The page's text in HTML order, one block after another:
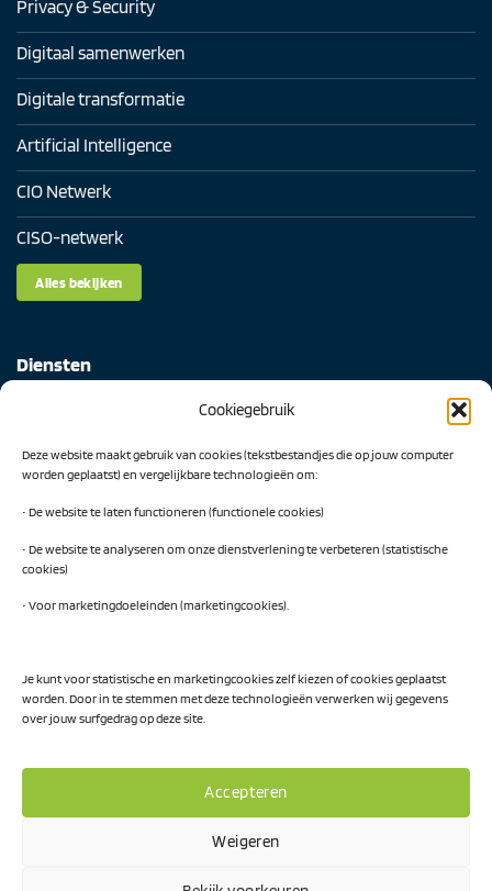
Cookiegebruik
Deze website maakt gebruik van cookies (tekstbestandjes die op jouw computer
worden geplaatst) en vergelijkbare technologieën om:
• De website te laten functioneren (functionele cookies)
• De website te analyseren om onze dienstverlening te verbeteren (statistische
cookies)
• Voor marketingdoeleinden (marketingcookies).
Je kunt voor statistische en marketingcookies zelf kiezen of cookies geplaatst
worden. Door in te stemmen met deze technologieën verwerken wij gegevens
over jouw surfgedrag op deze site.
Accepteren
Weigeren
Privacy & Security
Digitaal samenwerken
Digitale transformatie
Artificial Intelligence
CIO Netwerk
CISO-netwerk
Alles bekijken
Diensten
AI Readiness Scan
Traineeship SN Data & AI
Projecten
Niemeyer Campus